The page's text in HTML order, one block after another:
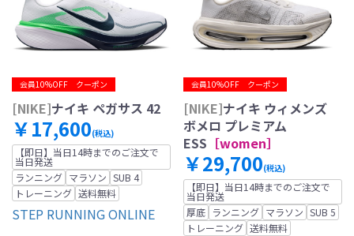
会員10%OFF クーポン
[NIKE]ナイキ ペガサス 42
￥17,600(税込)
【即日】当日14時までのご注文で
当日発送
ランニング マラソン SUB 4
トレーニング 送料無料
STEP RUNNING ONLINE
会員10%OFF クーポン
[NIKE]ナイキ ウィメンズ
ボメロ プレミアム
ESS ［women］
￥29,700(税込)
【即日】当日14時までのご注文で
当日発送
厚底 ランニング マラソン SUB 5
トレーニング 送料無料